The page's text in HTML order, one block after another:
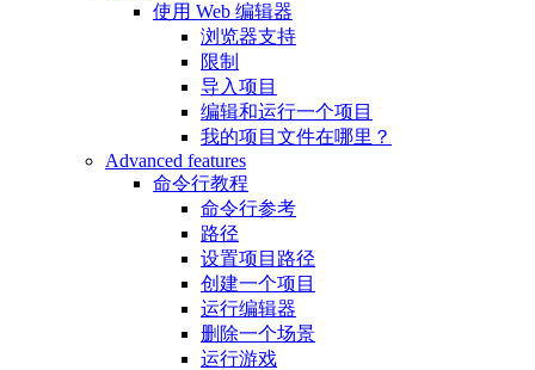
使用 Web 编辑器
浏览器支持
限制
导入项目
编辑和运行一个项目
我的项目文件在哪里？
Advanced features
命令行教程
命令行参考
路径
设置项目路径
创建一个项目
运行编辑器
删除一个场景
运行游戏